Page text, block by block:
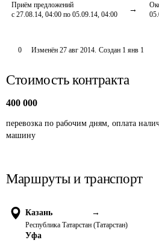
Приём предложений
с 27.08.14, 04:00 по 05.09.14, 04:00
0 Изменён 27 авг 2014. Создан 1 янв 1
Стоимость контракта
400 000
перевозка по рабочим дням, оплата
машину
Маршруты и транспорт
Казань →
Республика Татарстан (Татарстан)
Уфа